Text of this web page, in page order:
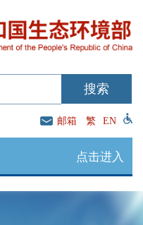
邮箱 繁 EN
点击进入